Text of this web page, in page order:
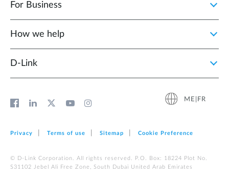
For Business
How we help
D‑Link
ME|FR
Privacy Terms of use Sitemap Cookie Preference
© D-Link Corporation. All rights reserved. P.O. Box: 18224 Plot No.
S31102 Jebel Ali Free Zone, South Dubai United Arab Emirates